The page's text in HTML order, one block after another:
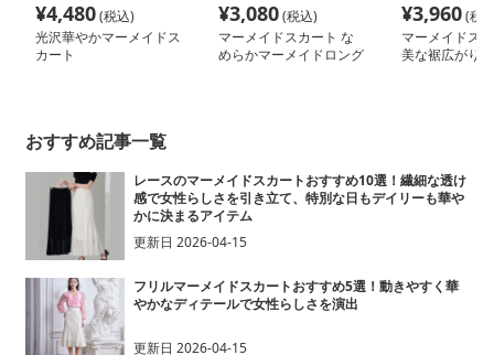
¥4,480(税込)
光沢華やかマーメイドス
カート
¥3,080(税込)
マーメイドスカート な
めらかマーメイドロング
¥3,960(税
マーメイドス
美な裾広がり
おすすめ記事一覧
レースのマーメイドスカートおすすめ10選！繊細な透け
感で女性らしさを引き立て、特別な日もデイリーも華や
かに決まるアイテム
更新日 2026-04-15
フリルマーメイドスカートおすすめ5選！動きやすく華
やかなディテールで女性らしさを演出
更新日 2026-04-15